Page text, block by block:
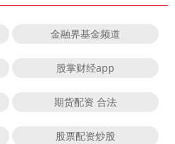
金融界基金频道
股掌财经app
期货配资 合法
股票配资炒股